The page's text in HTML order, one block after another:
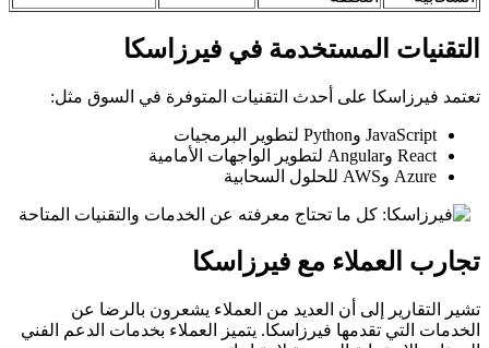
التقنيات المستخدمة في فيرزاسكا
تعتمد فيرزاسكا على أحدث التقنيات المتوفرة في السوق مثل:
JavaScript وPython لتطوير البرمجيات
React وAngular لتطوير الواجهات الأمامية
Azure وAWS للحلول السحابية
تجارب العملاء مع فيرزاسكا
تشير التقارير إلى أن العديد من العملاء يشعرون بالرضا عن
الخدمات التي تقدمها فيرزاسكا. يتميز العملاء بخدمات الدعم الفني